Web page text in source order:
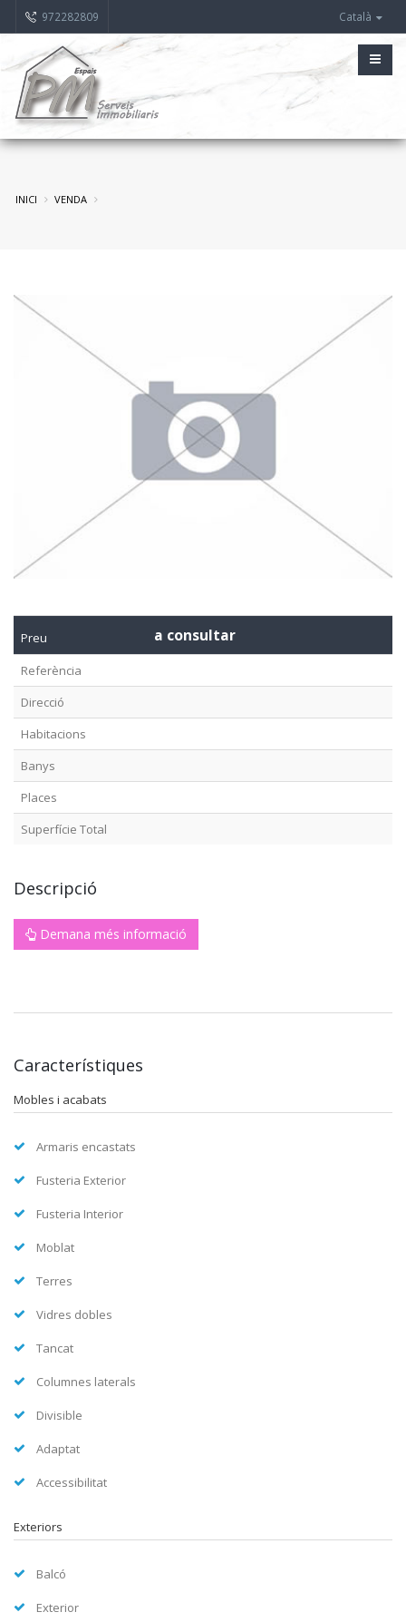
972282809 Català
INICI VENDA
Preu a consultar
Referència
Direcció
Habitacions
Banys
Places
Superfície Total
Descripció
Demana més informació
Característiques
Mobles i acabats
Armaris encastats
Fusteria Exterior
Fusteria Interior
Moblat
Terres
Vidres dobles
Tancat
Columnes laterals
Divisible
Adaptat
Accessibilitat
Exteriors
Balcó
Exterior